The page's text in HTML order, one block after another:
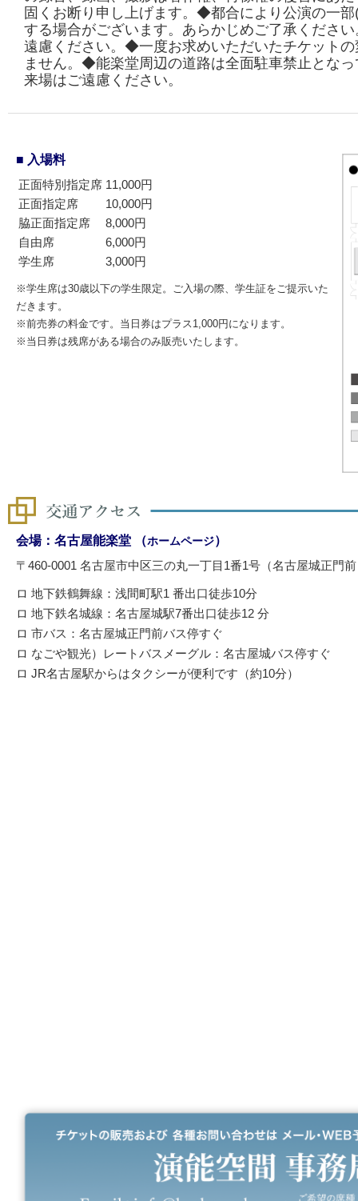
固くお断り申し上げます。◆都合により公演の一
する場合がございます。あらかじめご了承くださ
遠慮ください。◆一度お求めいただいたチケット
ません。◆能楽堂周辺の道路は全面駐車禁止とな
来場はご遠慮ください。
■ 入場料
正面特別指定席 11,000円
正面指定席
10,000円
脇正面指定席
8,000円
自由席
6,000円
学生席
3,000円
※学生席は30歳以下の学生限定。ご入場の際、学生証をご提示いた
だきます。
※前売券の料金です。当日券はプラス1,000円になります。
※当日券は残席がある場合のみ販売いたします。
会場：名古屋能楽堂 （ホームページ）
〒460-0001 名古屋市中区三の丸一丁目1番1号（名古屋城正門
ロ 地下鉄鶴舞線：浅間町駅1 番出口徒歩10分
ロ 地下鉄名城線：名古屋城駅7番出口徒歩12 分
ロ 市バス：名古屋城正門前バス停すぐ
ロ なごや観光）レートバスメーグル：名古屋城バス停すぐ
ロ JR名古屋駅からはタクシーが便利です（約10分）